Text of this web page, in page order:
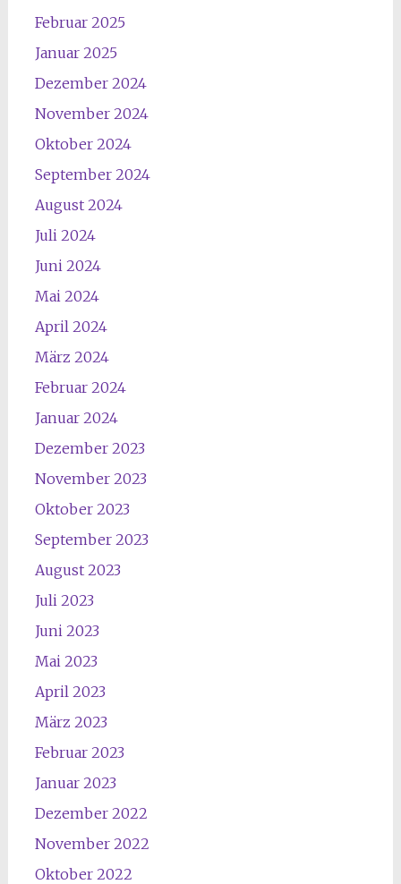
Februar 2025
Januar 2025
Dezember 2024
November 2024
Oktober 2024
September 2024
August 2024
Juli 2024
Juni 2024
Mai 2024
April 2024
März 2024
Februar 2024
Januar 2024
Dezember 2023
November 2023
Oktober 2023
September 2023
August 2023
Juli 2023
Juni 2023
Mai 2023
April 2023
März 2023
Februar 2023
Januar 2023
Dezember 2022
November 2022
Oktober 2022